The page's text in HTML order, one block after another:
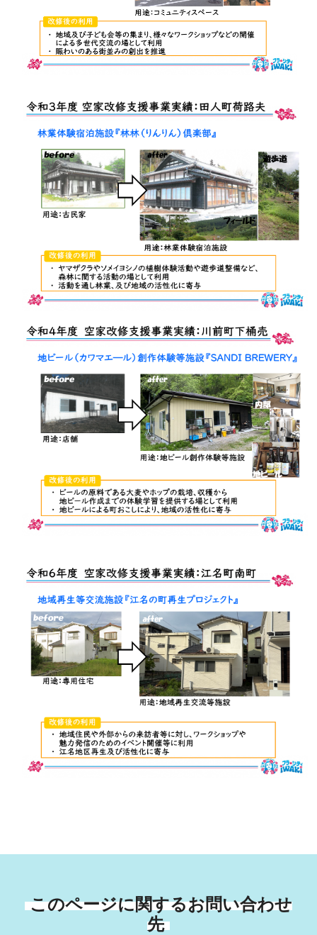
このページに関するお問い合わせ
先